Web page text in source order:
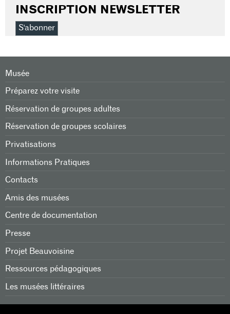
INSCRIPTION NEWSLETTER
S'abonner
Musée
Préparez votre visite
Réservation de groupes adultes
Réservation de groupes scolaires
Privatisations
Informations Pratiques
Contacts
Amis des musées
Centre de documentation
Presse
Projet Beauvoisine
Ressources pédagogiques
Les musées littéraires